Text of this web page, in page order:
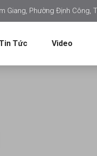
Giang, Phường Định Công,
Tức Video